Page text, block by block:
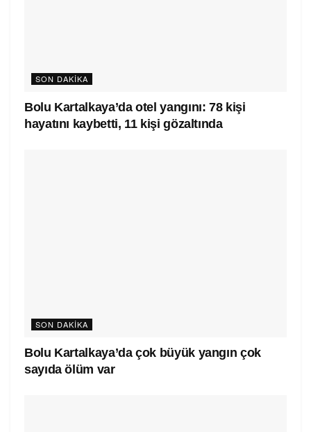
SON DAKIKA
Bolu Kartalkaya’da otel yangını: 78 kişi
hayatını kaybetti, 11 kişi gözaltında
SON DAKIKA
Bolu Kartalkaya’da çok büyük yangın çok
sayıda ölüm var